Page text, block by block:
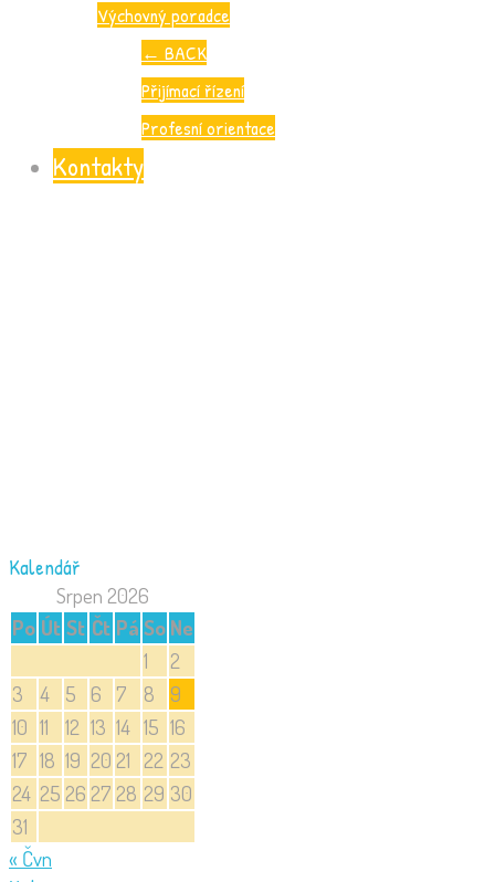
Výchovný poradce
← BACK
Přijímací řízení
Profesní orientace
Kontakty
Kalendář
Srpen 2026
Po Út St Čt Pá So Ne
1
2
3
4 5 6 7 8 9
10 11 12 13 14 15 16
17 18 19 20 21 22 23
24 25 26 27 28 29 30
31
« Čvn